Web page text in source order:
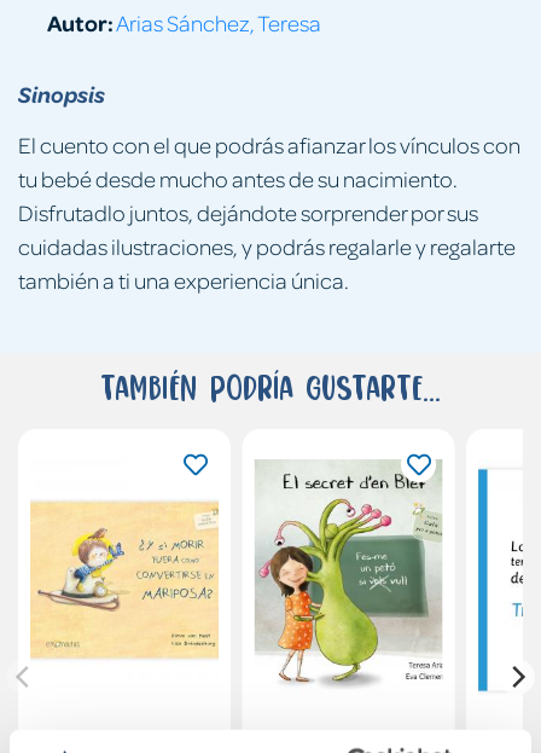
Sinopsis
El cuento con el que podrás afianzar los vínculos con
tu bebé desde mucho antes de su nacimiento.
Disfrutadlo juntos, dejándote sorprender por sus
cuidadas ilustraciones, y podrás regalarle y regalarte
también a ti una experiencia única.
Autor:Arias Sánchez, Teresa
También podría gustarte...
¿Y si morir fuera El secret d en Blef